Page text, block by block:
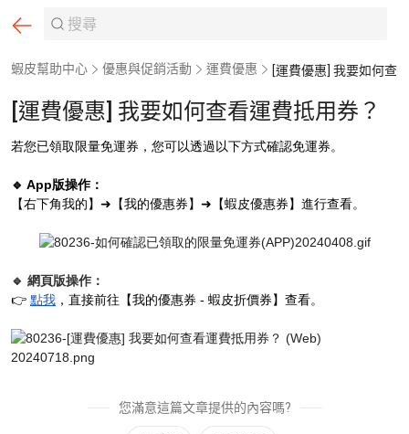
蝦皮幫助中心 優惠與促銷活動 運費優惠 [運費優惠] 我要如何查看運費抵用券？
[運費優惠] 我要如何查看運費抵用券？
若您已領取限量免運券 ，您可以透過以下方式確認免運券。
🔹 App版操作：
【右下角我的】➜【我的優惠券】➜【蝦皮優惠券】進行查看。
🔹 網頁版操作：
👉 點我 ，直接前往【我的優惠券 - 蝦皮折價券】查看。
您滿意這篇文章提供的內容嗎?